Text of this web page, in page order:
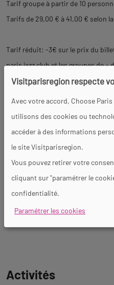
Tarif groupe à partir de 10
Tarifs de 29,00 € à 41,00 € selon
Tarif réduit: -3€ sur le prix du
paris jazz club et les groupes de +
Équipements
Activités
Visitparisregion respecte
Avec votre accord, Choose
utilisons des cookies ou
accéder à des informations
le site Visitparisregion.
Vous pouvez retirer votre
cliquant sur "paramétrer le
confidentialité.
Paramétrer les cookies